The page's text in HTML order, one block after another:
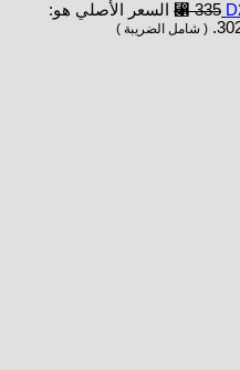
⃁335
السعر الأصلي هو:
( شامل الضريبة )